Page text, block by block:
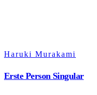
Haruki Murakami
Erste Person Singular